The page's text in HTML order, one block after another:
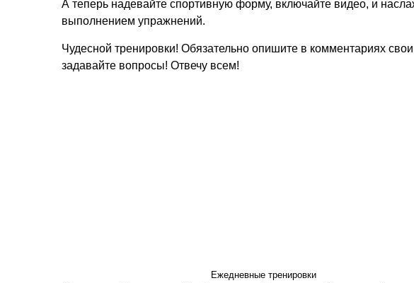
А теперь надевайте спортивную форму, включайте видео, и
выполнением упражнений.
Чудесной тренировки! Обязательно опишите в комментариях
задавайте вопросы! Отвечу всем!
Ежедневные тренировки